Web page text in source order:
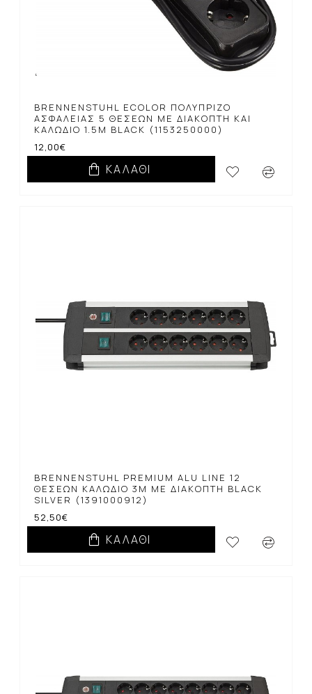
BRENNENSTUHL ECOLOR ΠΟΛΎΠΡΙΖΟ
ΑΣΦΑΛΕΊΑΣ 5 ΘΈΣΕΩΝ ΜΕ ΔΙΑΚΌΠΤΗ ΚΑΙ
ΚΑΛΏΔΙΟ 1.5M BLACK (1153250000)
12,00€
ΚΑΛΆΘΙ
BRENNENSTUHL PREMIUM ALU LINE 12
ΘΈΣΕΩΝ ΚΑΛΏΔΙΟ 3M ΜΕ ΔΙΑΚΌΠΤΗ BLACK
SILVER (1391000912)
52,50€
ΚΑΛΆΘΙ